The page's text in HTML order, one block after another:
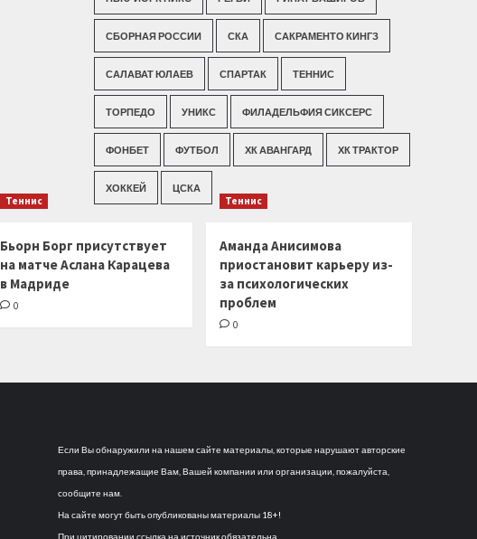
СБОРНАЯ РОССИИ СКА САКРАМЕНТО КИНГЗ
САЛАВАТ ЮЛАЕВ СПАРТАК ТЕННИС
ТОРПЕДО УНИКС ФИЛАДЕЛЬФИЯ СИКСЕРС
ФОНБЕТ ФУТБОЛ ХК АВАНГАРД ХК ТРАКТОР
ХОККЕЙ ЦСКА
Теннис
Бьорн Борг присутствует
на матче Аслана Карацева
в Мадриде
0
Теннис
Аманда Анисимова
приостановит карьеру из-
за психологических
проблем
0
Если Вы обнаружили на нашем сайте материалы, которые нарушают авторские
права, принадлежащие Вам, Вашей компании или организации, пожалуйста,
сообщите нам.
На сайте могут быть опубликованы материалы 18+!
При цитировании ссылка на источник обязательна.